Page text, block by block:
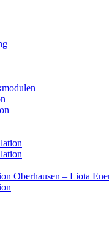
Oberhausen – Liota